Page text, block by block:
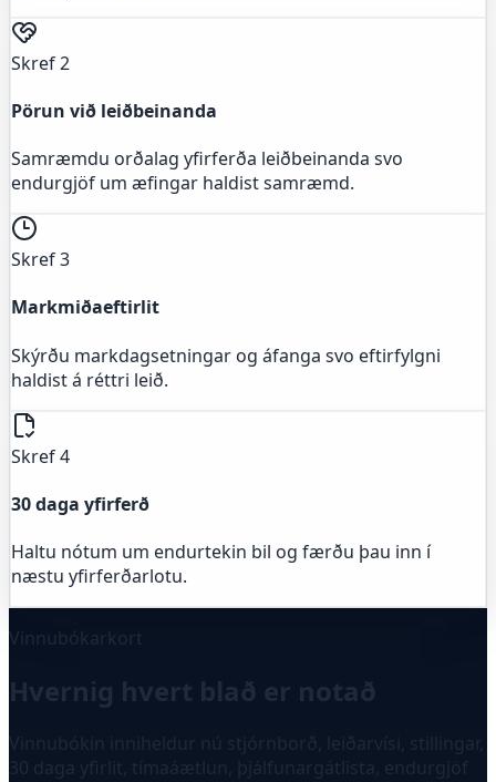
Skref 2
Pörun við leiðbeinanda
Samræmdu orðalag yfirferða leiðbeinanda svo
endurgjöf um æfingar haldist samræmd.
Skref 3
Markmiðaeftirlit
Skýrðu markdagsetningar og áfanga svo eftirfylgni
haldist á réttri leið.
Skref 4
30 daga yfirferð
Haltu nótum um endurtekin bil og færðu þau inn í
næstu yfirferðarlotu.
Vinnubókarkort
Hvernig hvert blað er notað